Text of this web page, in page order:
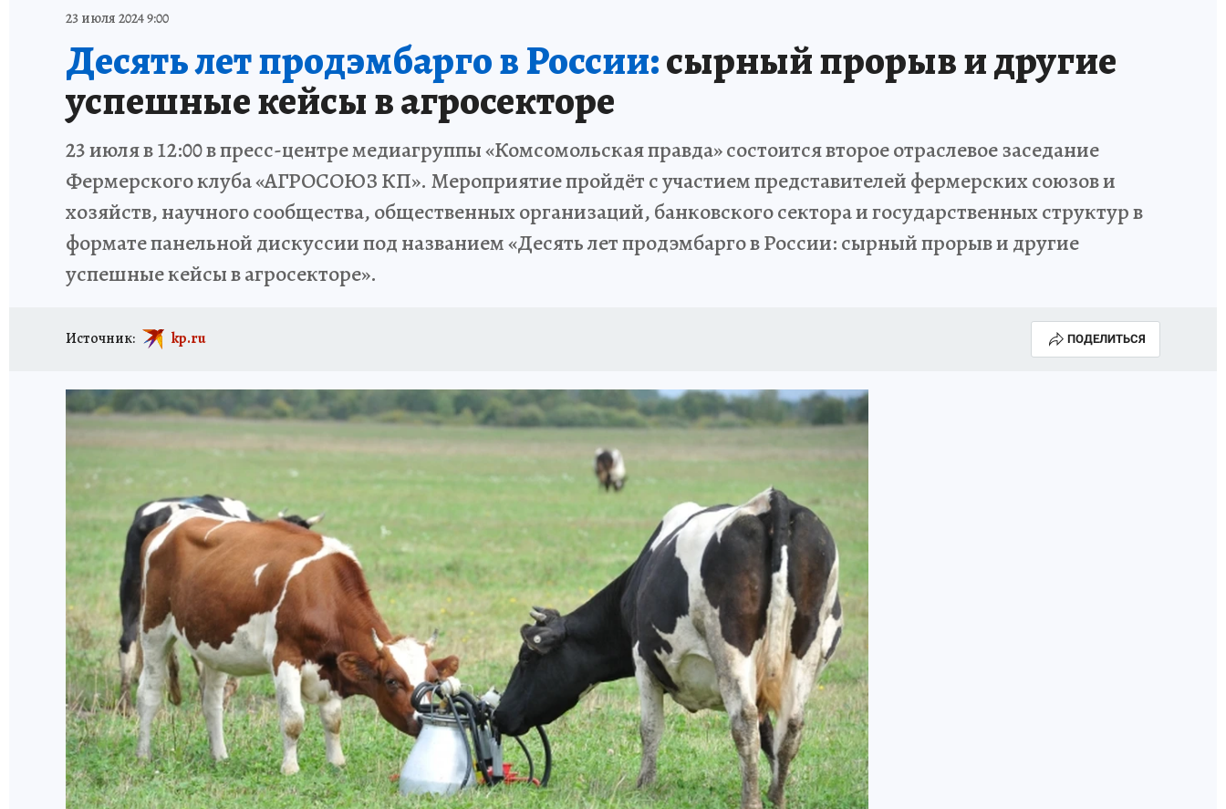
ИСПЫТАНО НА СЕБЕ
23 июля 2024 9:00
Десять лет продэмбарго в России:сырный прорыв и другие
успешные кейсы в агросекторе
23 июля в 12:00 в пресс-центре медиагруппы «Комсомольская правда» состоится второе отраслевое заседание
Фермерского клуба «АГРОСОЮЗ КП». Мероприятие пройдёт с участием представителей фермерских союзов и
хозяйств, научного сообщества, общественных организаций, банковского сектора и государственных структур в
формате панельной дискуссии под названием «Десять лет продэмбарго в России: сырный прорыв и другие
успешные кейсы в агросекторе».
Источник: kp.ru ПОДЕЛИТЬСЯ